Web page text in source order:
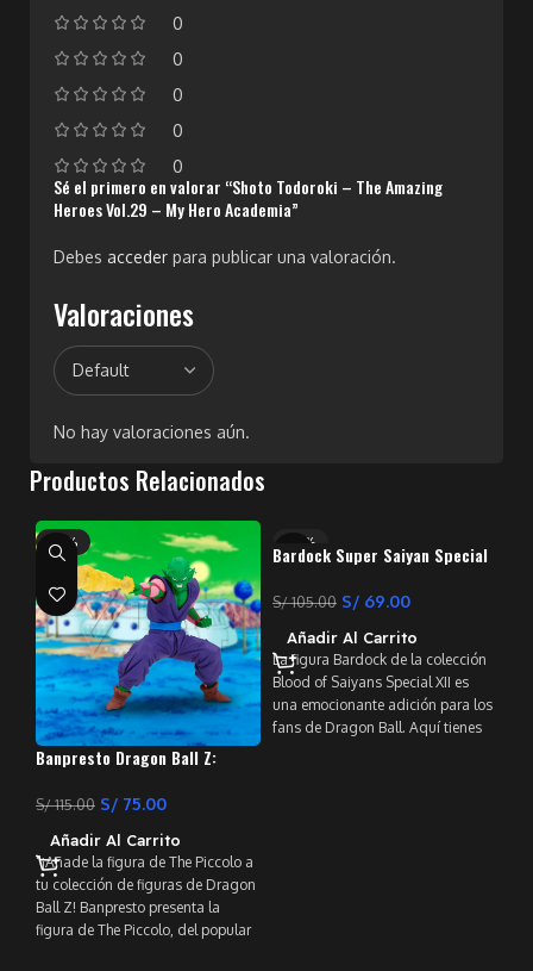
0
0
0
0
0
Valoraciones
No hay valoraciones aún.
Sé el primero en valorar “Shoto Todoroki – The Amazing
Heroes Vol.29 – My Hero Academia”
Debes acceder para publicar una valoración.
Productos Relacionados
-35%
Banpresto Dragon Ball Z:
Banpresto
S/115.00 S/ 75.00
Añadir Al Carrito
"¡Añade la figura de The Piccolo a
tu colección de figuras de Dragon
Ball Z! Banpresto presenta la
figura de The Piccolo, del popular
-34%
Bardock Super Saiyan Special
S/105.00 S/ 69.00
Añadir Al Carrito
La figura Bardock de la colección
Blood of Saiyans Special XII es
una emocionante adición para los
fans de Dragon Ball. Aquí tienes